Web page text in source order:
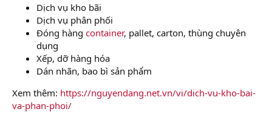
Dịch vụ kho bãi
Dịch vụ phân phối
Đóng hàng container, pallet, carton, thùng chuyên
dụng
Xếp, dỡ hàng hóa
Dán nhãn, bao bì sản phẩm
Xem thêm: https://nguyendang.net.vn/vi/dich-vu-kho-bai-
va-phan-phoi/